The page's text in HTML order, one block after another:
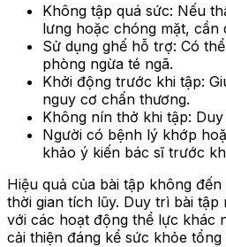
Không tập quá sức: Nếu
lưng hoặc chóng mặt, cần
Sử dụng ghế hỗ trợ: Có
phòng ngừa té ngã.
Khởi động trước khi tập:
nguy cơ chấn thương.
Không nín thở khi tập:
Người có bệnh lý khớp
khảo ý kiến bác sĩ trước
Hiệu quả của bài tập không
thời gian tích lũy. Duy trì bài tập
với các hoạt động thể lực khác
cải thiện đáng kể sức khỏe tổng